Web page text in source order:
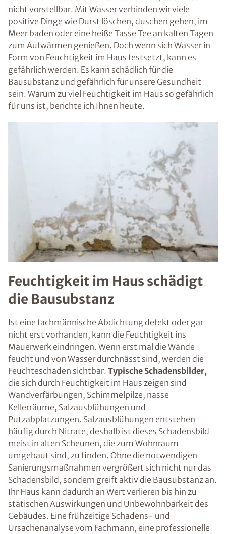
nicht vorstellbar. Mit Wasser verbinden wir viele
positive Dinge wie Durst löschen, duschen gehen, im
Meer baden oder eine heiße Tasse Tee an kalten Tagen
zum Aufwärmen genießen. Doch wenn sich Wasser in
Form von Feuchtigkeit im Haus festsetzt, kann es
gefährlich werden. Es kann schädlich für die
Bausubstanz und gefährlich für unsere Gesundheit
sein. Warum zu viel Feuchtigkeit im Haus so gefährlich
für uns ist, berichte ich Ihnen heute.
Feuchtigkeit im Haus schädigt
die Bausubstanz
Ist eine fachmännische Abdichtung defekt oder gar
nicht erst vorhanden, kann die Feuchtigkeit ins
Mauerwerk eindringen. Wenn erst mal die Wände
feucht und von Wasser durchnässt sind, werden die
Feuchteschäden sichtbar. Typische Schadensbilder,
die sich durch Feuchtigkeit im Haus zeigen sind
Wandverfärbungen, Schimmelpilze, nasse
Kellerräume, Salzausblühungen und
Putzabplatzungen. Salzausblühungen entstehen
häufig durch Nitrate, deshalb ist dieses Schadensbild
meist in alten Scheunen, die zum Wohnraum
umgebaut sind, zu finden. Ohne die notwendigen
Sanierungsmaßnahmen vergrößert sich nicht nur das
Schadensbild, sondern greift aktiv die Bausubstanz an.
Ihr Haus kann dadurch an Wert verlieren bis hin zu
statischen Auswirkungen und Unbewohnbarkeit des
Gebäudes. Eine frühzeitige Schadens- und
Ursachenanalyse vom Fachmann, eine professionelle